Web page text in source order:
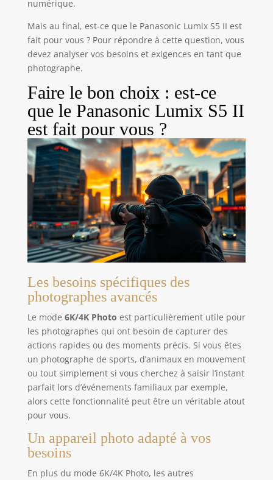
numérique.
Mais au final, est-ce que le Panasonic Lumix S5 II est
fait pour vous ? Pour répondre à cette question, vous
devez analyser vos besoins et exigences en tant que
photographe.
Faire le bon choix : est-ce
que le Panasonic Lumix S5 II
est fait pour vous ?
Les besoins spécifiques des
photographes avancés
Le mode 6K/4K Photo est particulièrement utile pour
les photographes qui ont besoin de capturer des
actions rapides ou des moments précis. Si vous êtes
un photographe de sports, d’animaux en mouvement
ou tout simplement si vous cherchez à saisir l’instant
parfait lors d’événements familiaux par exemple,
alors cette fonctionnalité peut être un véritable atout
pour vous.
Un appareil photo adapté à vos
besoins
En plus du mode 6K/4K Photo, les autres